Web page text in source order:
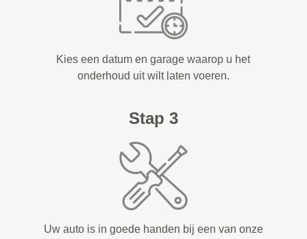
Kies een datum en garage waarop u het
onderhoud uit wilt laten voeren.
Stap 3
Uw auto is in goede handen bij een van onze